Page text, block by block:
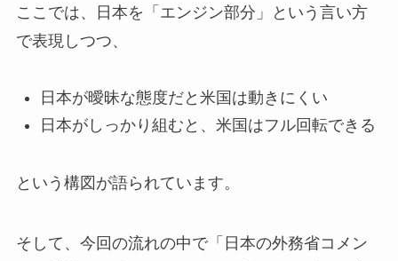
ここでは、日本を「エンジン部分」という言い方
で表現しつつ、
日本が曖昧な態度だと米国は動きにくい
日本がしっかり組むと、米国はフル回転できる
という構図が語られています。
そして、今回の流れの中で「日本の外務省コメン